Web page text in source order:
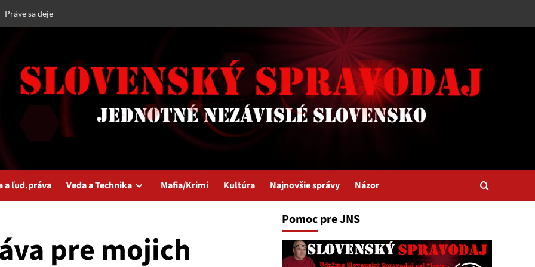
Práve sa deje
a ľud.práva Veda a Technika Mafia/Krimi Kultúra Najnovšie správy Názor
pre mojich
Pomoc pre JNS